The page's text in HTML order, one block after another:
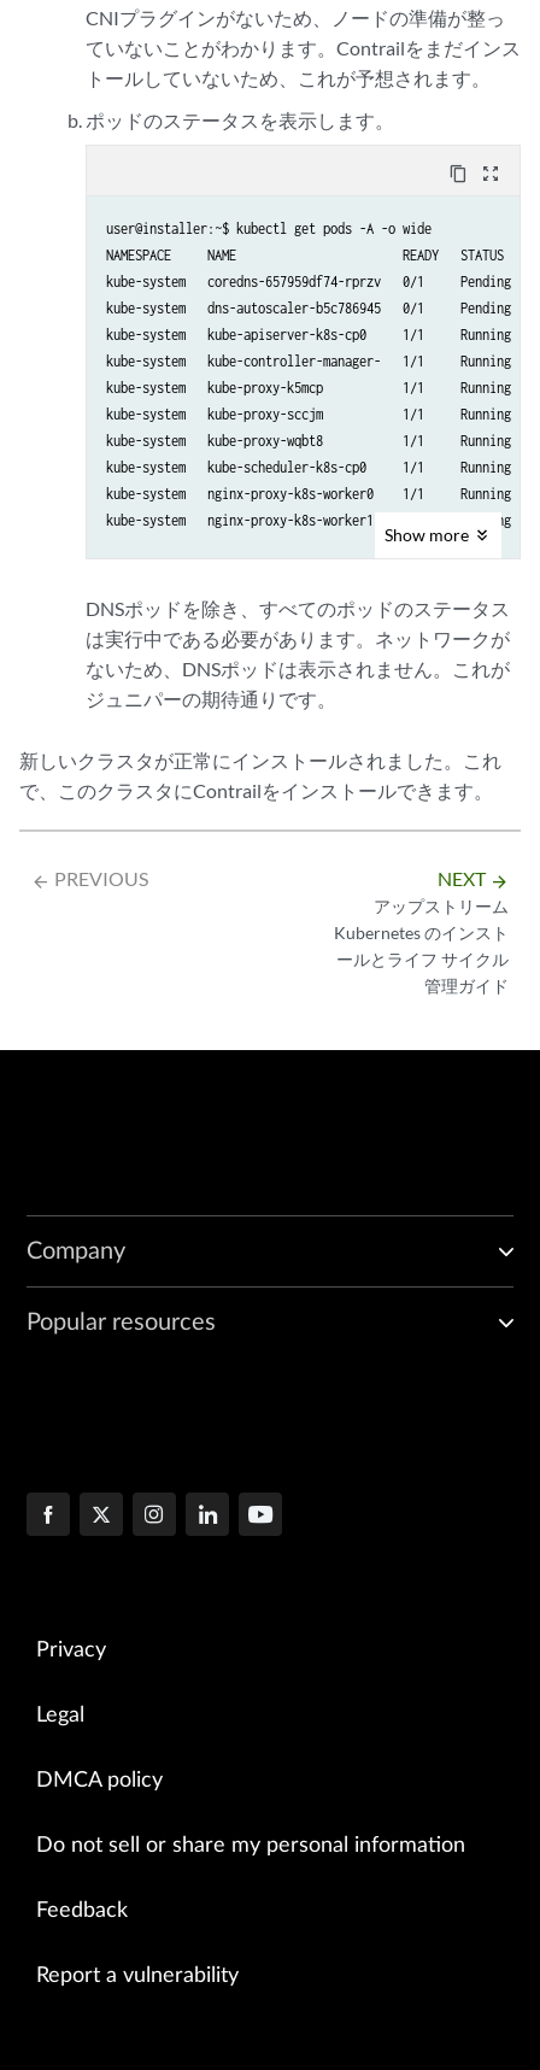
Ready            False                  KubeletNotReady
Addresses:
<trimmed>
CNIプラグインがないため、ノードの準備が整っ
ていないことがわかります。Contrailをまだインス
トールしていないため、これが予想されます。
ポッドのステータスを表示します。
content_copy zoom_out_map
user@installer:~$ kubectl get pods -A -o wide
NAMESPACE     NAME                       READY   STATUS
kube-system   coredns-657959df74-rprzv   0/1
kube-system   dns-autoscaler-b5c786945   0/1
kube-system   kube-apiserver-k8s-cp0     1/1
kube-system   kube-controller-manager-   1/1
kube-system   kube-proxy-k5mcp           1/1     Running
kube-system   kube-proxy-sccjm           1/1     Running
kube-system   kube-proxy-wqbt8           1/1     Running
kube-system   kube-scheduler-k8s-cp0     1/1
kube-system   nginx-proxy-k8s-worker0    1/1
kube-system   nginx-proxy-k8s-worker1    1/1     Running
Show more
DNSポッドを除き、すべてのポッドのステータス
は実行中である必要があります。ネットワークが
ないため、DNSポッドは表示されません。これが
ジュニパーの期待通りです。
新しいクラスタが正常にインストールされました。これ
で、このクラスタにContrailをインストールできます。
arrow_backward PREVIOUS NEXT arrow_forward
アップストリーム
Kubernetes のインスト
ールとライフ サイクル
管理ガイド
Company
Popular resources
Privacy
Legal
DMCA policy
Do not sell or share my personal information
Feedback
Report a vulnerability